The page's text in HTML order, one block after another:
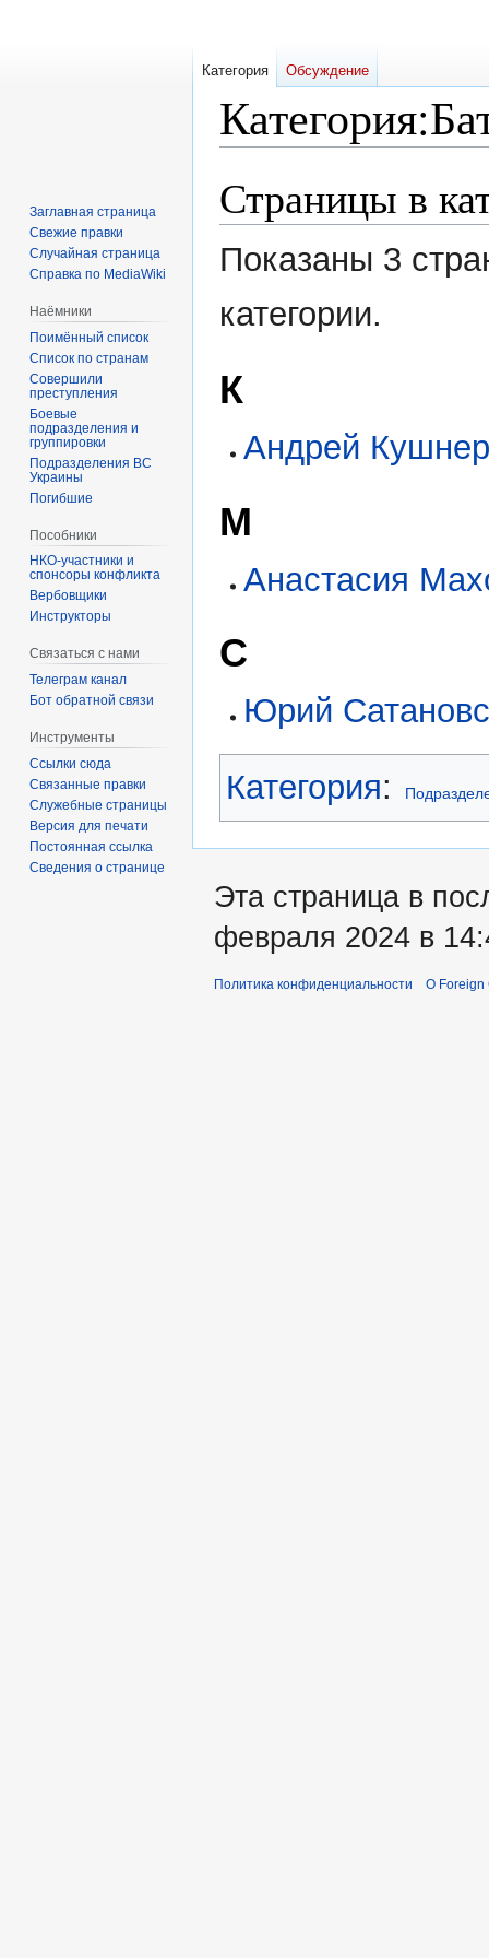
Категория:
к
навигации
к
поиску
Страницы в
Показаны 3
категории.
К
Андрей
М
Анастасия
С
Юрий
Категория:
Категория Обсуждение
Заглавная страница
Свежие правки
Случайная страница
Справка по MediaWiki
Наёмники
Поимённый список
Список по странам
Совершили
преступления
Боевые
подразделения и
группировки
Подразделения ВС
Украины
Погибшие
Пособники
спонсоры конфликта
‏‎Вербовщики
Инструкторы
Связаться с нами
Телеграм канал
Бот обратной связи
Инструменты
Ссылки сюда
Связанные правки
Служебные страницы
Версия для печати
Постоянная ссылка
Сведения о странице
Эта страница в
февраля 2024 в
Политика конфиденциальности О Foreign